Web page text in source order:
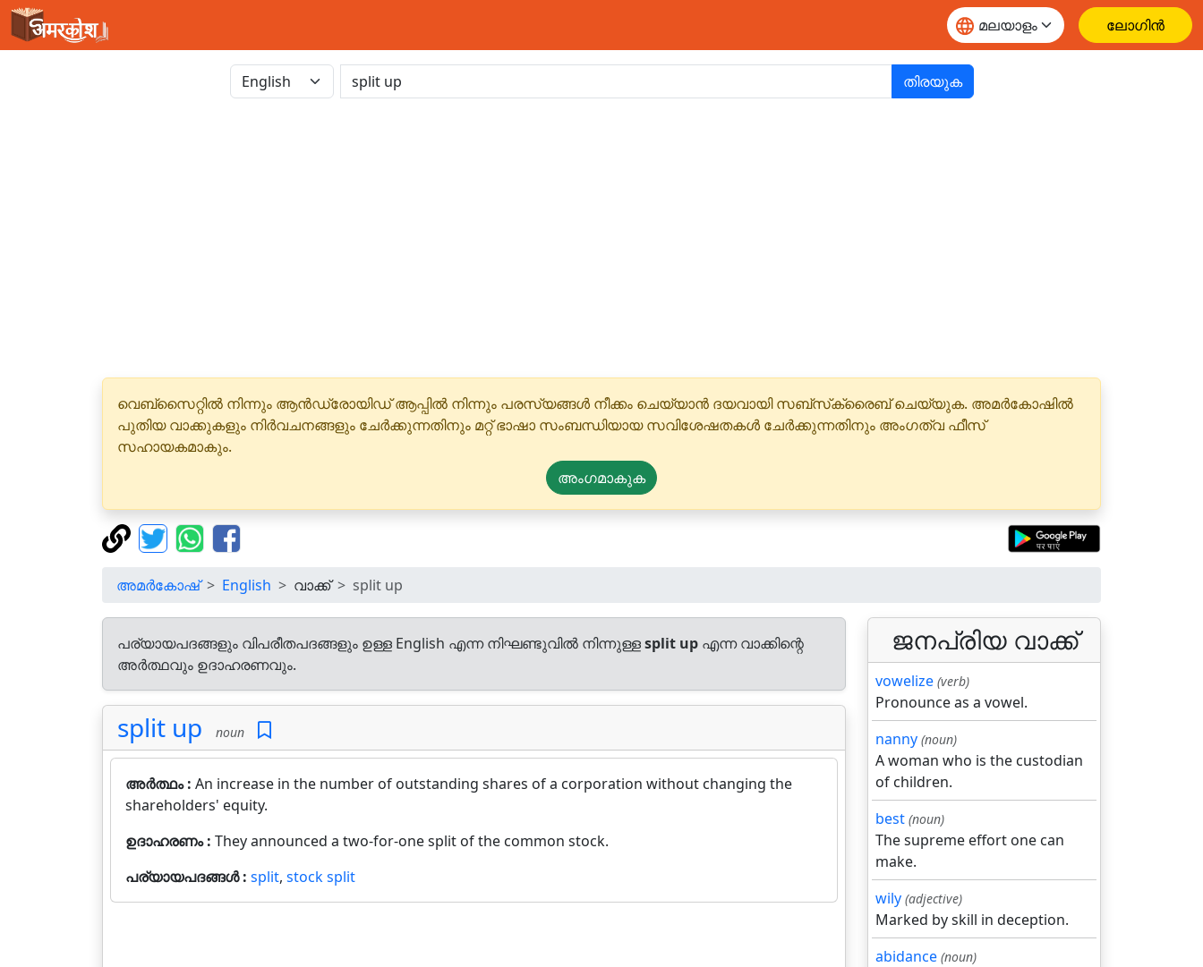
ലോഗിൻ
തിരയുക
വെബ്‌സൈറ്റിൽ നിന്നും ആൻഡ്രോയിഡ് ആപ്പിൽ നിന്നും പരസ്യങ്ങൾ നീക്കം ചെയ്യാൻ ദയവായി സബ്‌സ്‌ക്രൈബ് ചെയ്യുക. അമർകോഷിൽ
പുതിയ വാക്കുകളും നിർവചനങ്ങളും ചേർക്കുന്നതിനും മറ്റ് ഭാഷാ സംബന്ധിയായ സവിശേഷതകൾ ചേർക്കുന്നതിനും അംഗത്വ ഫീസ്
സഹായകമാകും.
അംഗമാകുക
അമർകോഷ് English വാക്ക് split up
പര്യായപദങ്ങളും വിപരീതപദങ്ങളും ഉള്ള English എന്ന നിഘണ്ടുവിൽ നിന്നുള്ളsplit up എന്ന വാക്കിന്റെ
അർത്ഥവും ഉദാഹരണവും.
split up noun
അർത്ഥം : An increase in the number of outstanding shares of a corporation without changing the
shareholders' equity.
ഉദാഹരണം : They announced a two-for-one split of the common stock.
പര്യായപദങ്ങൾ : split, stock split
ജനപ്രിയ വാക്ക്
vowelize (verb)
Pronounce as a vowel.
nanny (noun)
A woman who is the custodian
of children.
best (noun)
The supreme effort one can
make.
wily (adjective)
Marked by skill in deception.
abidance (noun)